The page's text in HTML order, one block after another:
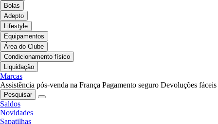
Bolas
Adepto
Lifestyle
Equipamentos
Área do Clube
Condicionamento físico
Liquidação
Marcas
Assistência pós-venda na França Pagamento seguro Devoluções fáceis
Pesquisar
Saldos
Novidades
Sapatilhas